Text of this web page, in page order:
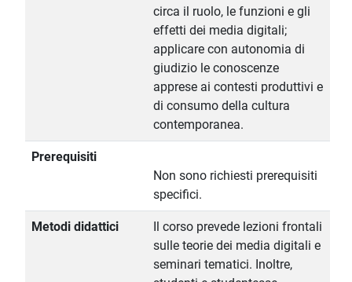
circa il ruolo, le funzioni e gli
effetti dei media digitali;
applicare con autonomia di
giudizio le conoscenze
apprese ai contesti produttivi e
di consumo della cultura
contemporanea.
Prerequisiti
Non sono richiesti prerequisiti
specifici.
Metodi didattici
Il corso prevede lezioni frontali
sulle teorie dei media digitali e
seminari tematici. Inoltre,